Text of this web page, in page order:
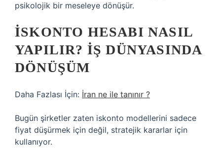
psikolojik bir meseleye dönüşür.
İSKONTO HESABI NASIL
YAPILIR? İŞ DÜNYASINDA
DÖNÜŞÜM
Daha Fazlası İçin: İran ne ile tanınır ?
Bugün şirketler zaten iskonto modellerini sadece
fiyat düşürmek için değil, stratejik kararlar için
kullanıyor.